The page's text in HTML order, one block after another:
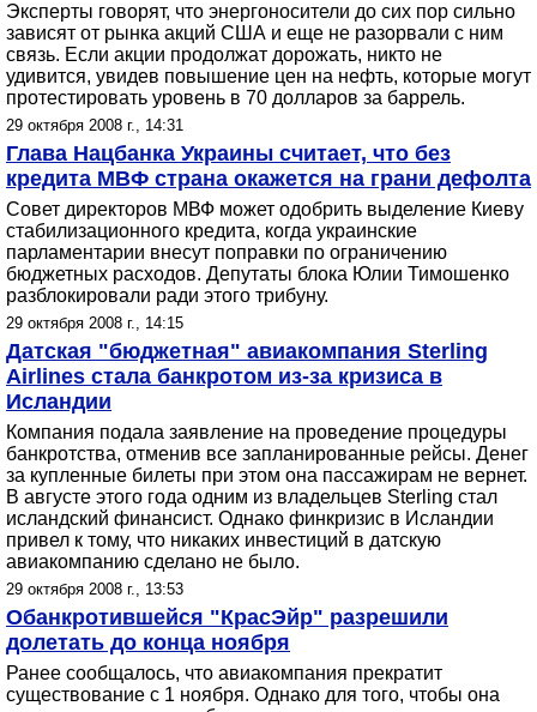
Эксперты говорят, что энергоносители до сих пор сильно
зависят от рынка акций США и еще не разорвали с ним
связь. Если акции продолжат дорожать, никто не
удивится, увидев повышение цен на нефть, которые могут
протестировать уровень в 70 долларов за баррель.
29 октября 2008 г., 14:31
Глава Нацбанка Украины считает, что без
кредита МВФ страна окажется на грани дефолта
Совет директоров МВФ может одобрить выделение Киеву
стабилизационного кредита, когда украинские
парламентарии внесут поправки по ограничению
бюджетных расходов. Депутаты блока Юлии Тимошенко
разблокировали ради этого трибуну.
29 октября 2008 г., 14:15
Датская "бюджетная" авиакомпания Sterling
Airlines стала банкротом из-за кризиса в
Исландии
Компания подала заявление на проведение процедуры
банкротства, отменив все запланированные рейсы. Денег
за купленные билеты при этом она пассажирам не вернет.
В августе этого года одним из владельцев Sterling стал
исландский финансист. Однако финкризис в Исландии
привел к тому, что никаких инвестиций в датскую
авиакомпанию сделано не было.
29 октября 2008 г., 13:53
Обанкротившейся "КрасЭйр" разрешили
долетать до конца ноября
Ранее сообщалось, что авиакомпания прекратит
существование с 1 ноября. Однако для того, чтобы она